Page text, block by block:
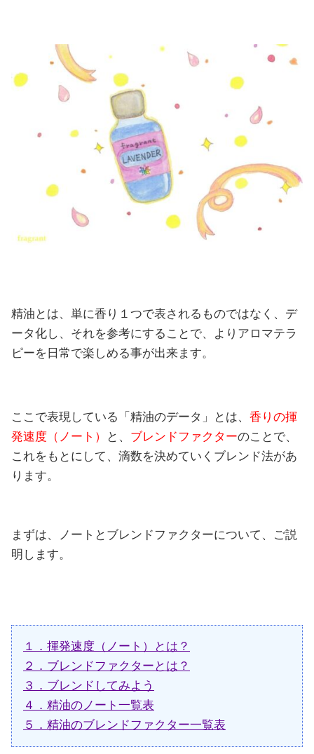
精油とは、単に香り１つで表されるものではなく、デ
ータ化し、それを参考にすることで、よりアロマテラ
ピーを日常で楽しめる事が出来ます。
ここで表現している「精油のデータ」とは、 香りの揮
発速度（ノート）
と、 ブレンドファクターのことで、
これをもとにして、滴数を決めていくブレンド法があ
ります。
まずは、ノートとブレンドファクターについて、ご説
明します。
１．揮発速度（ノート）とは？
２．ブレンドファクターとは？
３．ブレンドしてみよう
４．精油のノート一覧表
５．精油のブレンドファクター一覧表